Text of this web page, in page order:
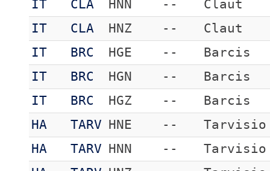
IT CLA HNN --
Claut
IT
CLA HNZ --
Claut
IT
BRC HGE --
Barcis
IT
BRC HGN --
Barcis
IT
BRC HGZ --
Barcis
HA
TARV HNE --
Tarvisio
HA
TARV HNN --
Tarvisio